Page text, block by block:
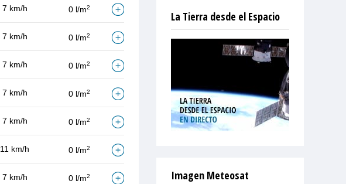
7 km/h 0 l/m2
7 km/h 0 l/m2
7 km/h 0 l/m2
7 km/h 0 l/m2
7 km/h 0 l/m2
11 km/h 0 l/m2
7 km/h 0 l/m2
La Tierra desde el Espacio
Imagen Meteosat